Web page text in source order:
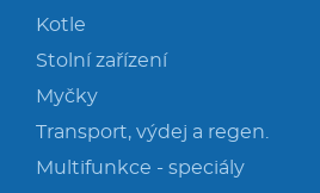
Kotle
Stolní zařízení
Myčky
Transport, výdej a regen.
Multifunkce - speciály